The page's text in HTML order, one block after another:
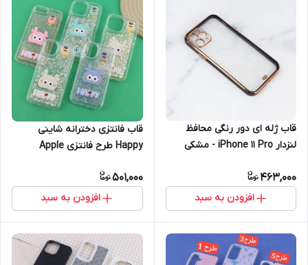
قاب ژله ای دور رنگی محافظ
لنزدار iPhone 11 Pro - مشکی
463,000
افزودن به سبد
قاب فانتزی دخترانه شاینی
Happy طرح فانتزی Apple
501,000
افزودن به سبد